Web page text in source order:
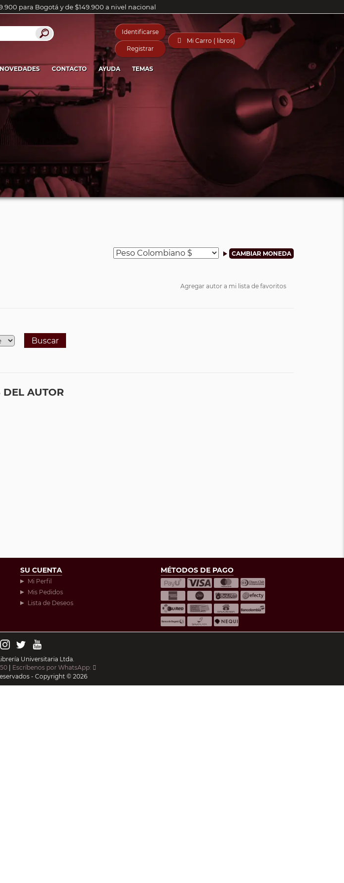
para Bogotá y de $149.900 a nivel nacional
Identificarse
Registrar
 Mi Carro ( libros)
NOVEDADES CONTACTO AYUDA TEMAS
Agregar autor a mi lista de favoritos
Buscar
DEL AUTOR
SU CUENTA
Mi Perfil
Mis Pedidos
Lista de Deseos
MÉTODOS DE PAGO
Universitaria Ltda.
Escríbenos por WhatsApp:
- Copyright © 2026